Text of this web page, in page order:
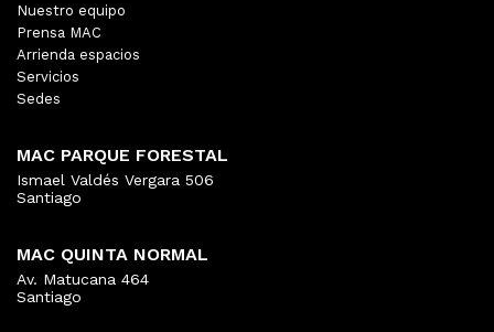
Nuestro equipo
Prensa MAC
Arrienda espacios
Servicios
Sedes
MAC PARQUE FORESTAL
Ismael Valdés Vergara 506
Santiago
MAC QUINTA NORMAL
Av. Matucana 464
Santiago